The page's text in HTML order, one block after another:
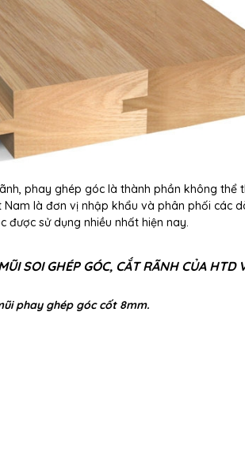
phay ghép góc là thành phần không
Nam là đơn vị nhập khẩu và phân phối các
được sử dụng nhiều nhất hiện nay.
SOI GHÉP GÓC, CẮT RÃNH CỦA HTD
phay ghép góc cốt 8mm.